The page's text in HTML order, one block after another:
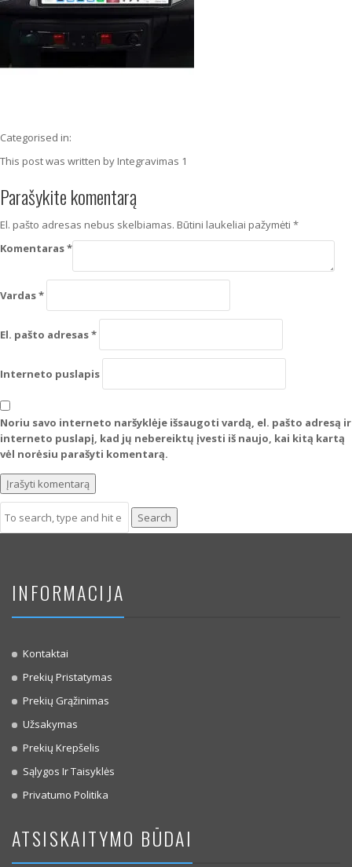
Categorised in:
This post was written by Integravimas 1
Parašykite komentarą
El. pašto adresas nebus skelbiamas. Būtini laukeliai pažymėti *
Komentaras*
Vardas*
El. pašto adresas*
Interneto puslapis
Noriu savo interneto naršyklėje išsaugoti vardą, el. pašto adresą ir
interneto puslapį, kad jų nebereiktų įvesti iš naujo, kai kitą kartą
vėl norėsiu parašyti komentarą.
Search
INFORMACIJA
Kontaktai
Prekių Pristatymas
Prekių Grąžinimas
Užsakymas
Prekių Krepšelis
Sąlygos Ir Taisyklės
Privatumo Politika
ATSISKAITYMO BŪDAI